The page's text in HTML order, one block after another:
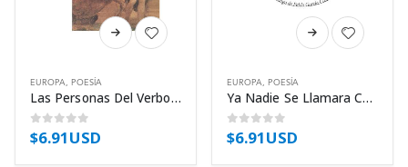
Este
producto
múltiples
EUROPA, POESÍA
Las Personas Del Verbo – Gil De Biedma Jaime
0 out of 5
$6.91USD
Este
producto
múltiples
EUROPA, POESÍA
Ya Nadie Se Llamara Como Yo – Poesia – Fernandez Mallo Agustin
0 out of 5
$6.91USD